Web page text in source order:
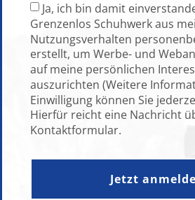
Ja, ich bin damit
Grenzenlos Schuhwerk aus
Nutzungsverhalten
erstellt, um Werbe- und
auf meine persönlichen
auszurichten (Weitere
Einwilligung können Sie
Hierfür reicht eine Nachricht
Kontaktformular.
Jetzt